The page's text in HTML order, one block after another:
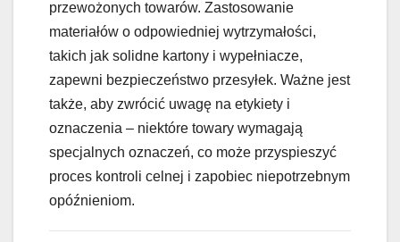
przewożonych towarów. Zastosowanie
materiałów o odpowiedniej wytrzymałości,
takich jak solidne kartony i wypełniacze,
zapewni bezpieczeństwo przesyłek. Ważne jest
także, aby zwrócić uwagę na etykiety i
oznaczenia – niektóre towary wymagają
specjalnych oznaczeń, co może przyspieszyć
proces kontroli celnej i zapobiec niepotrzebnym
opóźnieniom.